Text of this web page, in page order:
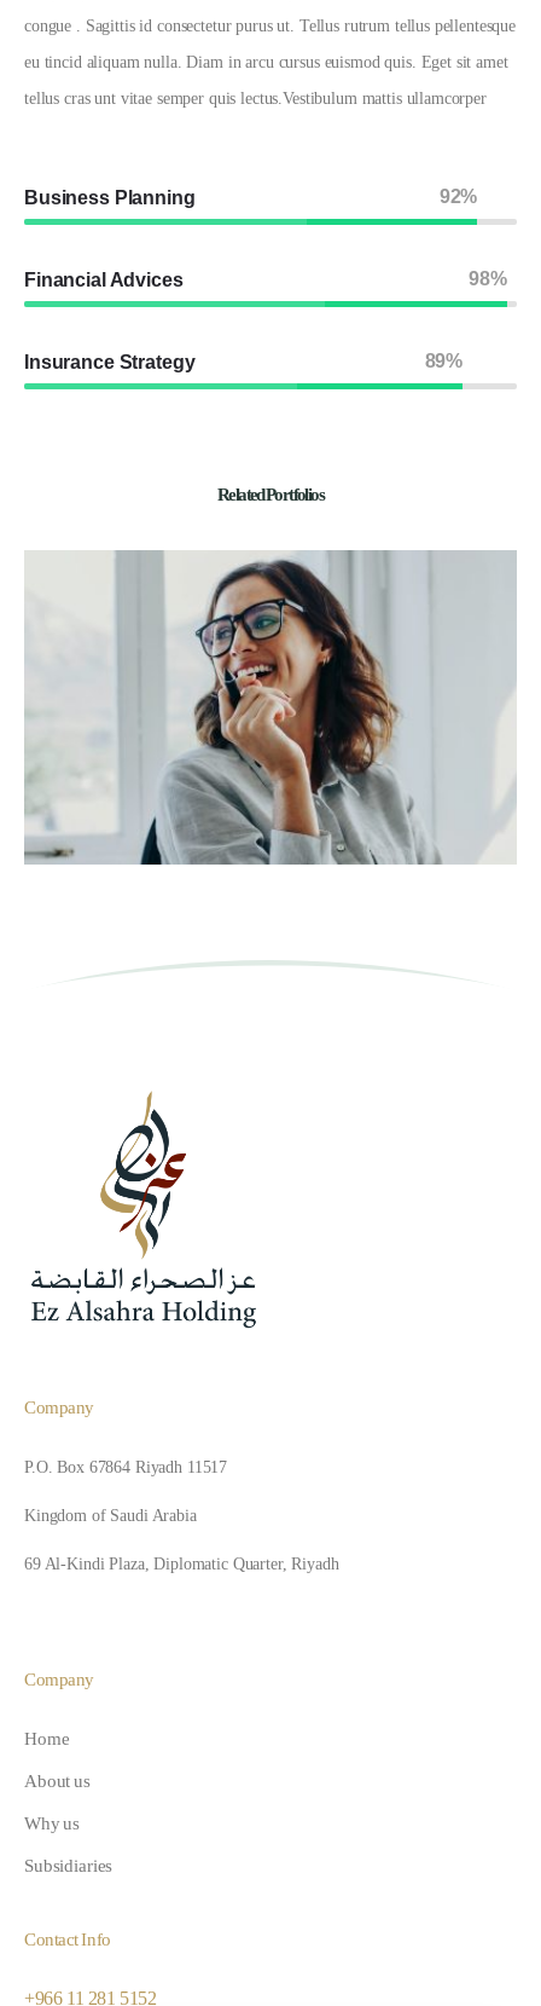
Business Planning 92%
Financial Advices 98%
Insurance Strategy 89%
congue . Sagittis id consectetur purus ut. Tellus rutrum tellus pellentesque
eu tincid aliquam nulla. Diam in arcu cursus euismod quis. Eget sit amet
tellus cras unt vitae semper quis lectus.Vestibulum mattis ullamcorper
Related Portfolios
Company
P.O. Box 67864 Riyadh 11517
Kingdom of Saudi Arabia
69 Al-Kindi Plaza, Diplomatic Quarter, Riyadh
Company
Home
About us
Why us
Subsidiaries
Contact Info
+966 11 281 5152